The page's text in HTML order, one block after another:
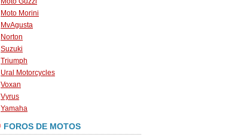
Moto Morini
MvAgusta
Norton
Suzuki
Triumph
Ural Motorcycles
Voxan
Vyrus
Yamaha
FOROS DE MOTOS